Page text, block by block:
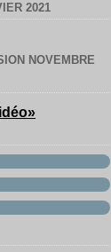
2021
NOVEMBRE
»